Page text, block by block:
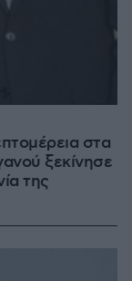
στα
ξεκίνησε
της